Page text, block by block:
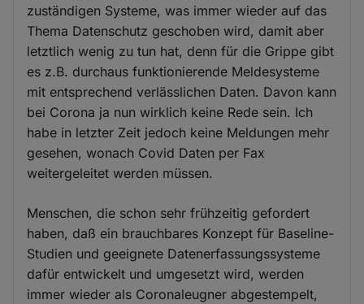
zuständigen Systeme, was immer wieder auf das
Thema Datenschutz geschoben wird, damit aber
letztlich wenig zu tun hat, denn für die Grippe gibt
es z.B. durchaus funktionierende Meldesysteme
mit entsprechend verlässlichen Daten. Davon kann
bei Corona ja nun wirklich keine Rede sein. Ich
habe in letzter Zeit jedoch keine Meldungen mehr
gesehen, wonach Covid Daten per Fax
weitergeleitet werden müssen.
Menschen, die schon sehr frühzeitig gefordert
haben, daß ein brauchbares Konzept für Baseline-
Studien und geeignete Datenerfassungssysteme
dafür entwickelt und umgesetzt wird, werden
immer wieder als Coronaleugner abgestempelt,